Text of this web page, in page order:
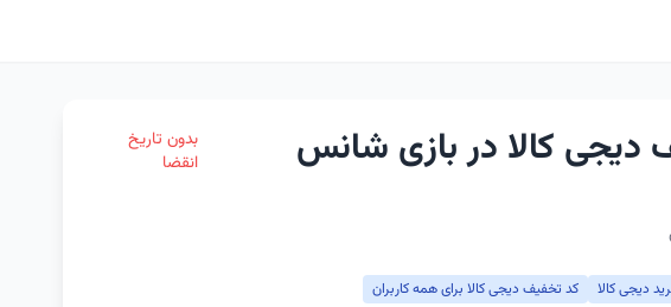
دیجی کالا در بازی شانس
بدون تاریخ
انقضا
دیجی کالا کد تخفیف دیجی کالا برای همه کاربران